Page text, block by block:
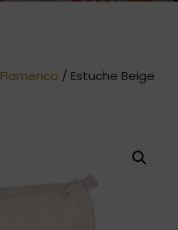
Flamenco / Estuche Beige